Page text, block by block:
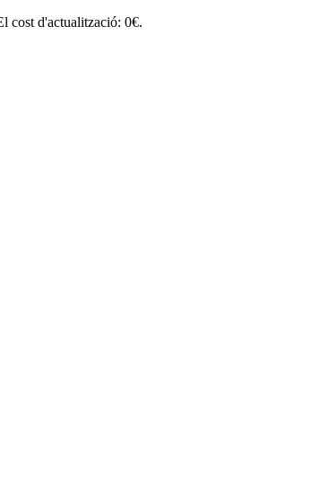
cost d'actualització: 0€.